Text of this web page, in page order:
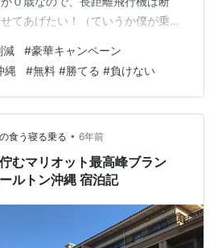
てあげたい！（ていうか僕が乗り
こんなところでパソコンで仕事し
ww 普通にテンションあがる。
ことで 前泊もしますw ホテル代だ
に・・ なんてなりません！ ホテル
航空券もほとんど０ww これもビ
減 #豪華キャンペーン
縄 #無料 #勝てる #負けない
食う寝る乗る • 6年前
むマリオット最高峰ブラン
ルトン沖縄 宿泊記